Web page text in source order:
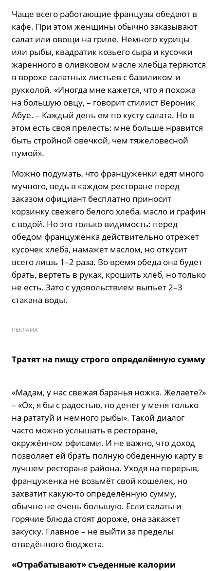
Чаще всего работающие французы обедают в
кафе. При этом женщины обычно заказывают
салат или овощи на гриле. Немного курицы
или рыбы, квадратик козьего сыра и кусочки
жаренного в оливковом масле хлебца теряются
в ворохе салатных листьев с базиликом и
рукколой. «Иногда мне кажется, что я похожа
на большую овцу, – говорит стилист Вероник
Абуе. – Каждый день ем по кусту салата. Но в
этом есть своя прелесть: мне больше нравится
быть стройной овечкой, чем тяжеловесной
пумой».
Можно подумать, что француженки едят много
мучного, ведь в каждом ресторане перед
заказом официант бесплатно приносит
корзинку свежего белого хлеба, масло и графин
с водой. Но это только видимость: перед
обедом француженка действительно отрежет
кусочек хлеба, намажет маслом, но откусит
всего лишь 1–2 раза. Во время обеда она будет
брать, вертеть в руках, крошить хлеб, но только
не есть. Зато с удовольствием выпьет 2–3
стакана воды.
РЕКЛАМА
Тратят на пищу строго определённую сумму
«Мадам, у нас свежая баранья ножка. Желаете?»
– «Ох, я бы с радостью, но денег у меня только
на рататуй и немного рыбы». Такой диалог
часто можно услышать в ресторане,
окружённом офисами. И не важно, что доход
позволяет ей брать полную обеденную карту в
лучшем ресторане района. Уходя на перерыв,
француженка не возьмёт свой кошелек, но
захватит какую-то определённую сумму,
обычно не очень большую. Если салаты и
горячие блюда стоят дороже, она закажет
закуску. Главное – не выйти за пределы
отведённого бюджета.
«Отрабатывают» съеденные калории